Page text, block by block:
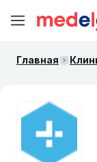
Главная